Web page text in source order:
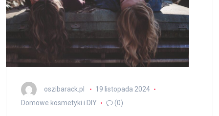
oszibarack.pl
19 listopada 2024
Domowe kosmetyki i DIY
(0)